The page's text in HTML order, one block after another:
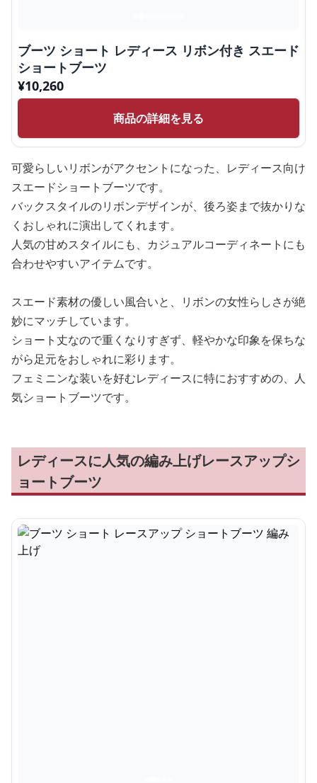
ブーツ ショート レディース リボン付き スエード
ショートブーツ
¥10,260
商品の詳細を見る
可愛らしいリボンがアクセントになった、レディース向け
スエードショートブーツです。
バックスタイルのリボンデザインが、後ろ姿まで抜かりな
くおしゃれに演出してくれます。
人気の甘めスタイルにも、カジュアルコーディネートにも
合わせやすいアイテムです。
スエード素材の優しい風合いと、リボンの女性らしさが絶
妙にマッチしています。
ショート丈なので重くなりすぎず、軽やかな印象を保ちな
がら足元をおしゃれに彩ります。
フェミニンな装いを好むレディースに特におすすめの、人
気ショートブーツです。
レディースに人気の編み上げレースアップシ
ョートブーツ